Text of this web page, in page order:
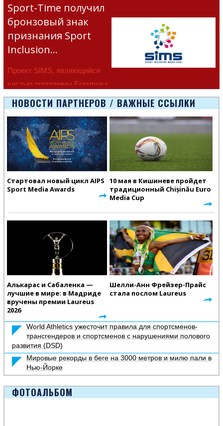
Sport-Time получил
бронзовый знак
признания Sport
Inclusion…
Проект SIMS, являющийся
частью программы Erasmus+
Европейско
НОВОСТИ ПАРТНЕРОВ / ВАЖНЫЕ ССЫЛКИ
Стартовал новый цикл AIPS
Sport Media Awards
10 мая в Кишиневе пройдет
традиционный Chișinău Euro
Media Cup
Алькарас и Сабаленка —
лучшие в мире: в Мадриде
вручены премии Laureus
2026
Шелли-Анн Фрейзер-Прайс
стала послом Laureus
World Athletics ужесточит правила для спортсменов-
трансгендеров и спортсменов с нарушениями полового
развития (DSD)
Мировые рекорды в беге на 3000 метров и милю пали в
Нью-Йорке
ФОТОАЛЬБОМ